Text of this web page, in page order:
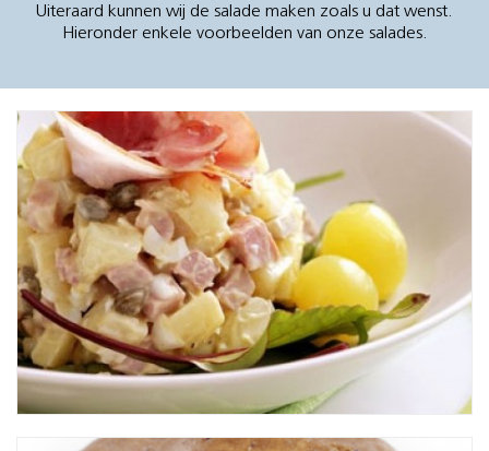
Uiteraard kunnen wij de salade maken zoals u dat wenst.
Hieronder enkele voorbeelden van onze salades.